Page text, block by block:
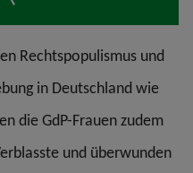
Rechtspopulismus und
in Deutschland wie
die GdP-Frauen zudem
und überwunden